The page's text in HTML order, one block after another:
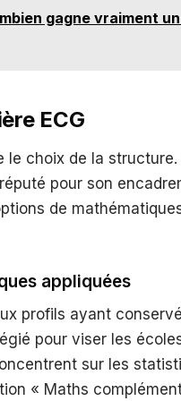
gagne vraiment
ECG
le choix de la
pour son
de
appliquées
profils ayant
pour viser les
sur les
« Maths